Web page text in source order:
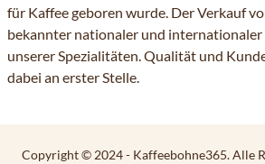
für Kaffee geboren wurde. Der Verkauf
bekannter nationaler und
unserer Spezialitäten. Qualität und
dabei an erster Stelle.
Copyright © 2024 - Kaffeebohne365. Alle